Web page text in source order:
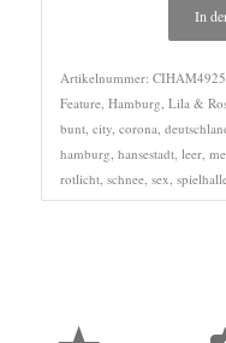
In
Artikelnummer:
Feature, Hamburg Lila &
bunt, city, corona
hamburg hansestadt, leer,
rotlicht, schnee, sex